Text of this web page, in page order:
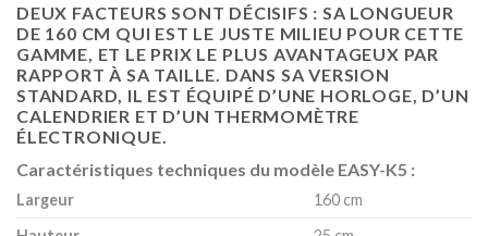
DEUX FACTEURS SONT DÉCISIFS : SA LONGUEUR
DE 160 CM QUI EST LE JUSTE MILIEU POUR CETTE
GAMME, ET LE PRIX LE PLUS AVANTAGEUX PAR
RAPPORT À SA TAILLE. DANS SA VERSION
STANDARD, IL EST ÉQUIPÉ D’UNE HORLOGE, D’UN
CALENDRIER ET D’UN THERMOMÈTRE
ÉLECTRONIQUE.
Caractéristiques techniques du modèle EASY-K5 :
Largeur
160 cm